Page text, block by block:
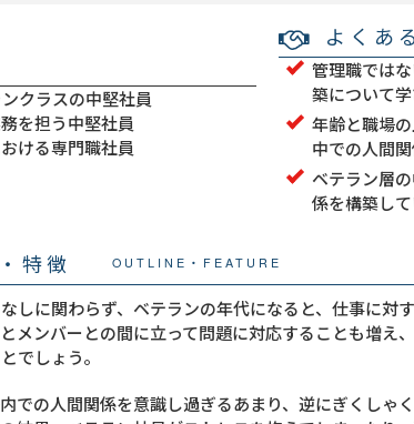
クラスの中堅社員
を担う中堅社員
ける専門職社員
よくあ
管理職では
築について
年齢と職場
中での人間
ベテラン層
係を構築し
特徴 OUTLINE・FEATURE
しに関わらず、ベテランの年代になると、仕事に対
メンバーとの間に立って問題に対応することも増え
でしょう。
での人間関係を意識し過ぎるあまり、逆にぎくしゃ